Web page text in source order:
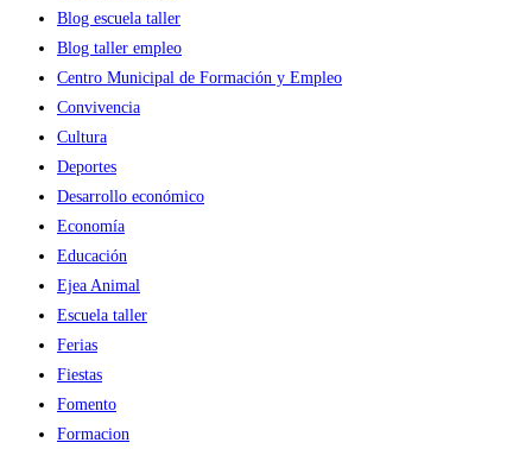
Blog escuela taller
Blog taller empleo
Centro Municipal de Formación y Empleo
Convivencia
Cultura
Deportes
Desarrollo económico
Economía
Educación
Ejea Animal
Escuela taller
Ferias
Fiestas
Fomento
Formacion